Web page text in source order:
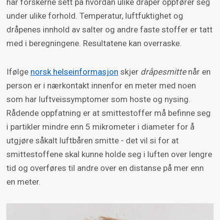
har forskerne sett på hvordan ulike dråper oppfører seg
under ulike forhold. Temperatur, luftfuktighet og
dråpenes innhold av salter og andre faste stoffer er tatt
med i beregningene. Resultatene kan overraske.
Ifølge norsk helseinformasjon skjer dråpesmittenår en
person er i nærkontakt innenfor en meter med noen
som har luftveissymptomer som hoste og nysing.
Rådende oppfatning er at smittestoffer må befinne seg
i partikler mindre enn 5 mikrometer i diameter for å
utgjøre såkalt luftbåren smitte - det vil si for at
smittestoffene skal kunne holde seg i luften over lengre
tid og overføres til andre over en distanse på mer enn
en meter.